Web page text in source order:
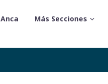
Anca Más Secciones